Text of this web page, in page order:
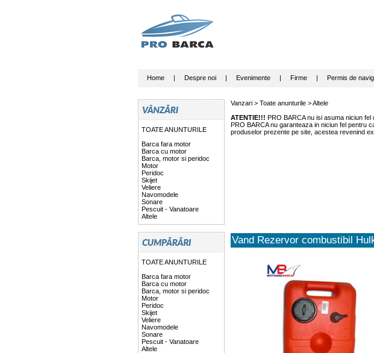
Home| Despre noi| Evenimente| Firme| Permis de
TOATE ANUNTURILE
Barca fara motor
Barca cu motor
Barca, motor si peridoc
Motor
Peridoc
Skijet
Veliere
Navomodele
Sonare
Pescuit - Vanatoare
Altele
TOATE ANUNTURILE
Barca fara motor
Barca cu motor
Barca, motor si peridoc
Motor
Peridoc
Skijet
Veliere
Navomodele
Sonare
Pescuit - Vanatoare
Altele
Vanzari > Toate anunturile>Altele
ATENTIE!!! PRO BARCA nu isi asuma niciun
PRO BARCA nu garanteaza in niciun fel pentru
produselor prezente pe site, acestea revenind
Vand Rezervor combustibil